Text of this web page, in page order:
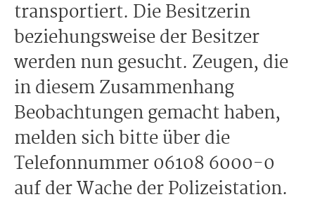
transportiert. Die Besitzerin
beziehungsweise der Besitzer
werden nun gesucht. Zeugen, die
in diesem Zusammenhang
Beobachtungen gemacht haben,
melden sich bitte über die
Telefonnummer 06108 6000-0
auf der Wache der Polizeistation.